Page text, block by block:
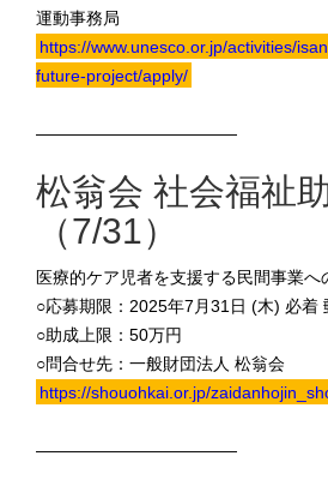
運動事務局
https://www.unesco.or.jp/activities/
future-project/apply/
————————————
松翁会 社会福祉
（7/31）
医療的ケア児者を支援する民間事業へ
○応募期限：2025年7月31日 (木) 必着
○助成上限：50万円
○問合せ先：一般財団法人 松翁会
https://shouohkai.or.jp/
————————————